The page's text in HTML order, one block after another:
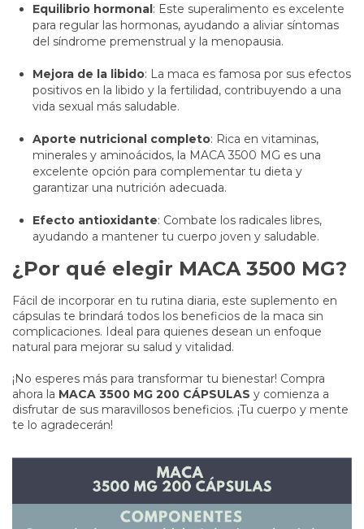
Equilibrio hormonal: Este superalimento es excelente
para regular las hormonas, ayudando a aliviar síntomas
del síndrome premenstrual y la menopausia.
Mejora de la libido: La maca es famosa por sus efectos
positivos en la libido y la fertilidad, contribuyendo a una
vida sexual más saludable.
Aporte nutricional completo: Rica en vitaminas,
minerales y aminoácidos, la MACA 3500 MG es una
excelente opción para complementar tu dieta y
garantizar una nutrición adecuada.
Efecto antioxidante: Combate los radicales libres,
ayudando a mantener tu cuerpo joven y saludable.
¿Por qué elegir MACA 3500 MG?
Fácil de incorporar en tu rutina diaria, este suplemento en
cápsulas te brindará todos los beneficios de la maca sin
complicaciones. Ideal para quienes desean un enfoque
natural para mejorar su salud y vitalidad.
¡No esperes más para transformar tu bienestar! Compra
ahora la MACA 3500 MG 200 CÁPSULAS y comienza a
disfrutar de sus maravillosos beneficios. ¡Tu cuerpo y mente
te lo agradecerán!